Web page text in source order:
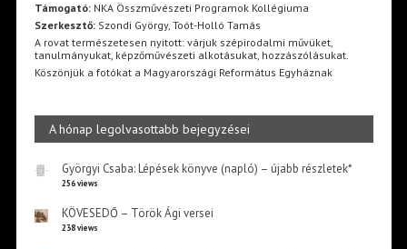
Támogató:NKA Összművészeti Programok Kollégiuma
Szerkesztő:Szondi György, Toót-Holló Tamás
A rovat természetesen nyitott: várjuk szépirodalmi művüket,
tanulmányukat, képzőművészeti alkotásukat, hozzászólásukat.
Köszönjük a fotókat a Magyarországi Református Egyháznak
A hónap legolvasottabb bejegyzései
Györgyi Csaba: Lépések könyve (napló) – újabb részletek*
256 views
KÖVESEDŐ – Török Ági versei
238 views